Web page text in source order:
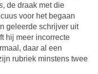
, de draak met die
voor het begaan
geleerde schrijver uit
hij meer incorrecte
daar al een
rubriek minstens twee